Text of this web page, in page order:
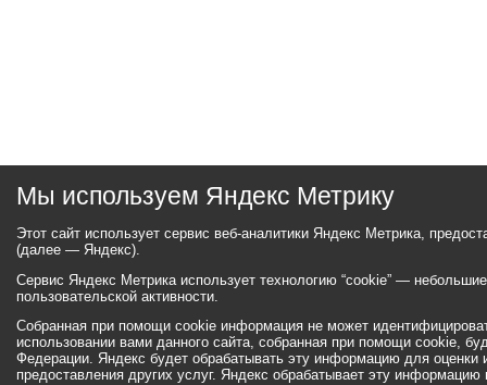
Мы используем Яндекс Метрику
Этот сайт использует сервис веб-аналитики Яндекс Метрика,
(далее — Яндекс).
Сервис Яндекс Метрика использует технологию “cookie” —
пользовательской активности.
Собранная при помощи cookie информация не может
использовании вами данного сайта, собранная при помощи cookie,
Федерации. Яндекс будет обрабатывать эту информацию для оценки
предоставления других услуг. Яндекс обрабатывает эту